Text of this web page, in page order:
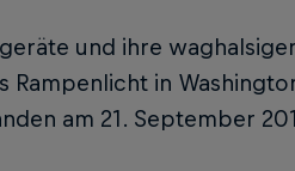
und ihre
Rampenlicht in
am 21. September